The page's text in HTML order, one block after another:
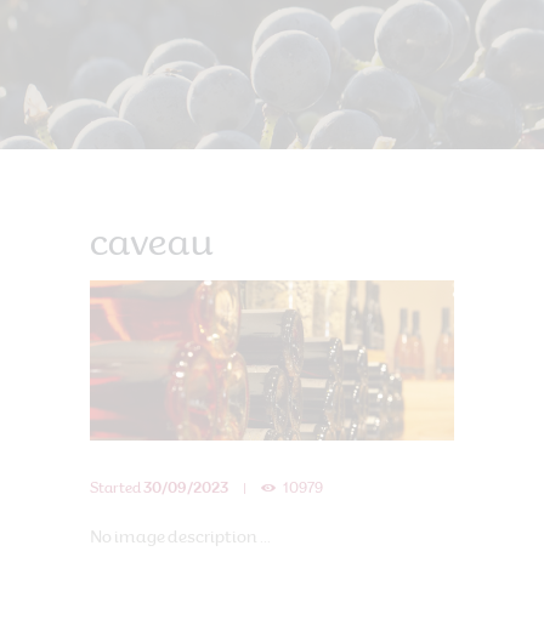
caveau
Started30/09/2023 10979
No image description ...